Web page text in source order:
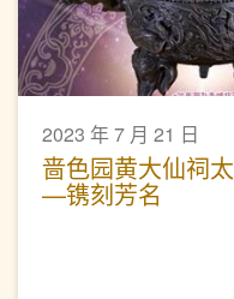
2023 年 7 月 21 日
啬色园黄大仙祠
—镌刻芳名